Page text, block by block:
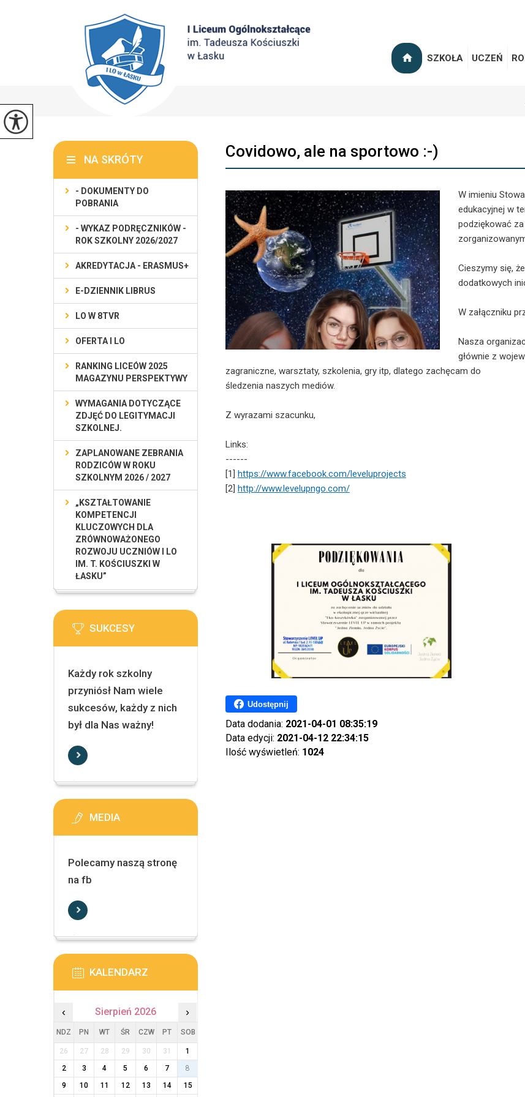
SZKOŁA UCZEŃ
Covidowo, ale na sportowo :-)
W imieniu
edukacyjnej w
podziękować
Cieszymy się,
dodatkowych
W załączniku
Nasza
głównie z
zagraniczne, warsztaty, szkolenia, gry itp, dlatego zachęcam do
śledzenia naszych mediów.
Z wyrazami szacunku,
Links:
------
[1] https://www.facebook.com/leveluprojects
[2] http://www.levelupngo.com/
Udostępnij
Data dodania: 2021-04-01 08:35:19
Data edycji: 2021-04-12 22:34:15
Ilość wyświetleń: 1024
NA SKRÓTY
- DOKUMENTY DO
POBRANIA
- WYKAZ PODRĘCZNIKÓW -
ROK SZKOLNY 2026/2027
AKREDYTACJA - ERASMUS+
E-DZIENNIK LIBRUS
LO W 8TVR
OFERTA I LO
RANKING LICEÓW 2025
MAGAZYNU PERSPEKTYWY
WYMAGANIA DOTYCZĄCE
ZDJĘĆ DO LEGITYMACJI
SZKOLNEJ.
ZAPLANOWANE ZEBRANIA
RODZICÓW W ROKU
SZKOLNYM 2026 / 2027
„KSZTAŁTOWANIE
KOMPETENCJI
KLUCZOWYCH DLA
ZRÓWNOWAŻONEGO
ROZWOJU UCZNIÓW I LO
IM. T. KOŚCIUSZKI W
ŁASKU”
SUKCESY
Każdy rok szkolny
przyniósł Nam wiele
sukcesów, każdy z nich
był dla Nas ważny!
MEDIA
Polecamy naszą stronę
na fb
KALENDARZ
‹ Sierpień 2026 ›
NDZ PN WT ŚR CZW PT SOB
26 27 28 29 30 31
1
2
3 4 5 6 7
8
9
10 11 12 13 14 15